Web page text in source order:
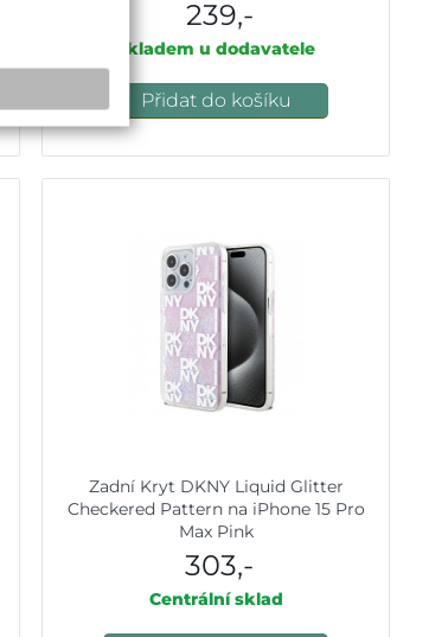
239,-
Skladem u dodavatele
Přidat do košíku
Zadní Kryt DKNY Liquid Glitter
Checkered Pattern na iPhone 15 Pro
Max Pink
303,-
Centrální sklad